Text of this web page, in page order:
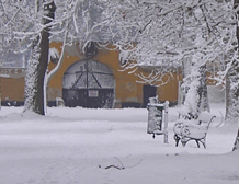
Jump to navigation